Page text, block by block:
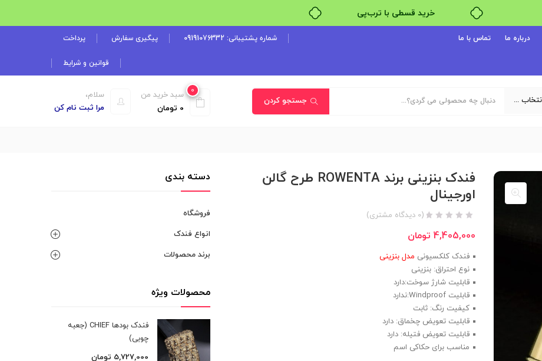
خرید قسطی با ترب‌پی
درباره ما تماس با ما شماره پشتیبانی: 09191076332 پیگیری سفارش پرداخت
قوانین و شرایط
یک دسته‌بندی انتخاب کنید جستجو کردن
سلام،
مرا ثبت نام کن
0
سبد خرید من
0 تومان
فندک بنزینی برند ROWENTA طرح گالن
اورجینال
(
0 دیدگاه مشتری)
4,405,000 تومان
فندک کلکسیونی مدل بنزینی
نوع احتراق: بنزینی
قابلیت شارژ سوخت:دارد
قابلیت Windproof:ندارد
کیفیت رنگ: ثابت
قابلیت تعویض چخماق: دارد
قابلیت تعویض فتیله: دارد
مناسب برای حکاکی اسم
دسته بندی
فروشگاه
انواع فندک
برند محصولات
محصولات ویژه
فندک بودها CHIEF (جعبه
چوبی)
5,727,000 تومان